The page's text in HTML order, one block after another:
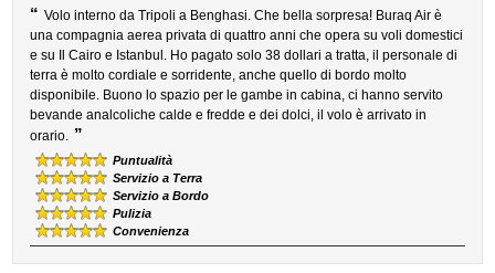
“ Volo interno da Tripoli a Benghasi. Che bella sorpresa! Buraq Air è
una compagnia aerea privata di quattro anni che opera su voli domestici
e su Il Cairo e Istanbul. Ho pagato solo 38 dollari a tratta, il personale di
terra è molto cordiale e sorridente, anche quello di bordo molto
disponibile. Buono lo spazio per le gambe in cabina, ci hanno servito
bevande analcoliche calde e fredde e dei dolci, il volo è arrivato in
orario. ”
Puntualità
Servizio a Terra
Servizio a Bordo
Pulizia
Convenienza